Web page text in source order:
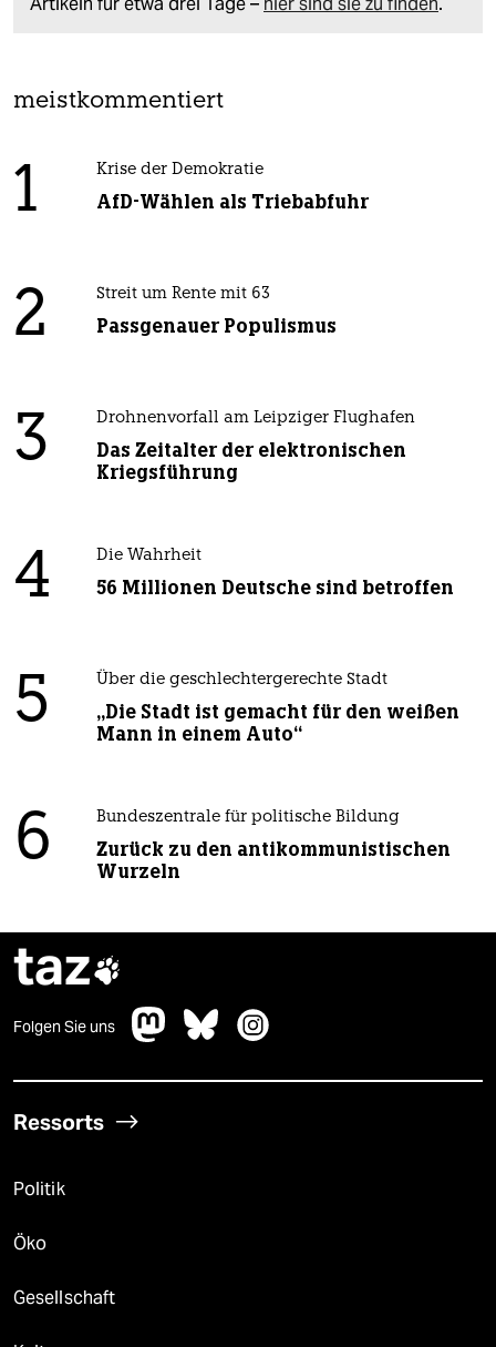
meistkommentiert
1 Krise der Demokratie
AfD-Wählen als Triebabfuhr
2 Streit um Rente mit 63
Passgenauer Populismus
3 Drohnenvorfall am Leipziger Flughafen
Das Zeitalter der elektronischen
Kriegsführung
4 Die Wahrheit
56 Millionen Deutsche sind betroffen
5 Über die geschlechtergerechte Stadt
„Die Stadt ist gemacht für den weißen
Mann in einem Auto“
6 Bundeszentrale für politische Bildung
Zurück zu den antikommunistischen
Wurzeln
taz
Folgen Sie uns
Ressorts
Politik
Öko
Gesellschaft